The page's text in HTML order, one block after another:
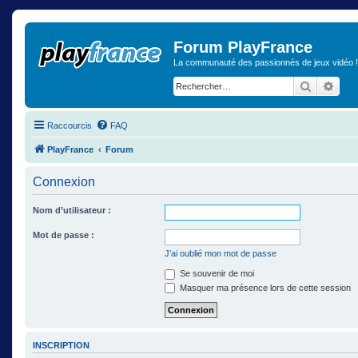
Forum PlayFrance
La communauté des passionnés de jeux vidéo !
Raccourcis FAQ
PlayFrance Forum
Connexion
Nom d’utilisateur :
Mot de passe :
J’ai oublié mon mot de passe
Se souvenir de moi
Masquer ma présence lors de cette session
INSCRIPTION